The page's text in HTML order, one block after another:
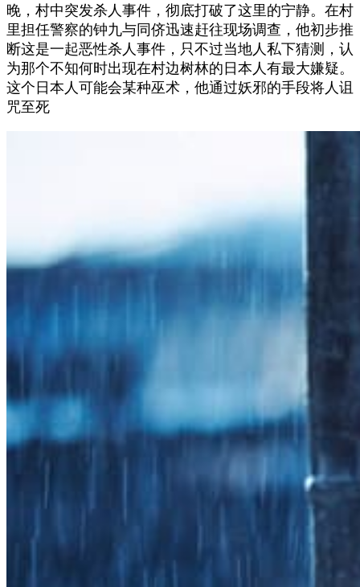
晚，村中突发杀人事件，彻底打破了这里的宁静。在村
里担任警察的钟九与同侪迅速赶往现场调查，他初步推
断这是一起恶性杀人事件，只不过当地人私下猜测，认
为那个不知何时出现在村边树林的日本人有最大嫌疑。
这个日本人可能会某种巫术，他通过妖邪的手段将人诅
咒至死